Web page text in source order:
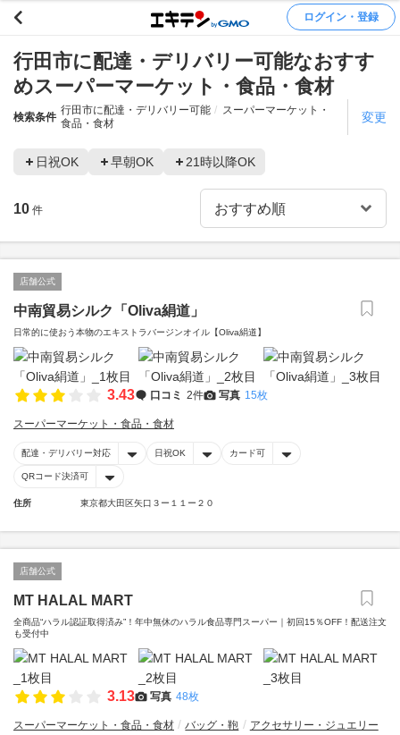
ログイン・登録
行田市に配達・デリバリー可能なおすす
めスーパーマーケット・食品・食材
検索条件
行田市に配達・デリバリー可能
スーパーマーケット・
食品・食材
変更
日祝OK 早朝OK 21時以降OK
10 件
店舗公式
中南貿易シルク「Oliva絹道」
日常的に使おう本物のエキストラバージンオイル【Oliva絹道】
3.43 口コミ 2件 写真 15枚
スーパーマーケット・食品・食材
配達・デリバリー対応 日祝OK カード可
QRコード決済可
住所 東京都大田区矢口３ー１１ー２０
店舗公式
MT HALAL MART
全商品“ハラル認証取得済み”！年中無休のハラル食品専門スーパー｜初回15％OFF！配送注文
も受付中
3.13 写真 48枚
スーパーマーケット・食品・食材 バッグ・鞄 アクセサリー・ジュエリー